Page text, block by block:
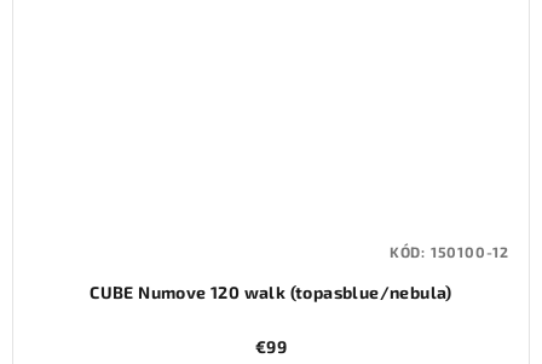
CUBE Numove 120 walk (topasblue/nebula)
€99
KÓD: 150100-12